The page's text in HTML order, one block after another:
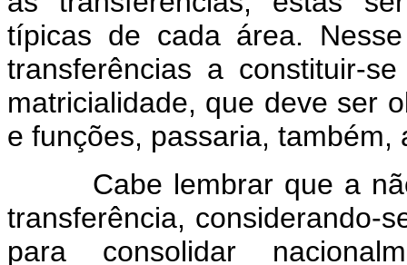
típicas de cada área.
transferências a constituir-
matricialidade, que deve ser
e funções, passaria,
Cabe lembrar que a não-
transferência, considerando-
para consolidar